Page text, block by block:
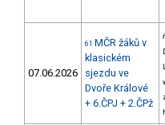
07.06.2026
61 MČR žáků v
klasickém
sjezdu ve
Dvoře Králové
+ 6.ČPJ + 2.ČPž